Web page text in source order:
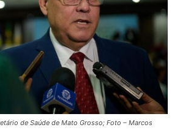
de Saúde de Mato Grosso; Foto – Marcos